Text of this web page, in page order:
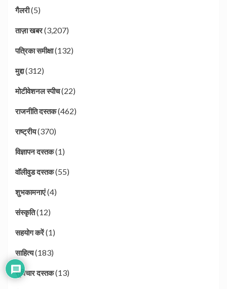
गैलरी(5)
ताज़ा खबर(3,207)
पत्रिका समीक्षा(132)
मुद्दा(312)
मोटीवेशनल स्पीच(22)
राजनीति दस्तक(462)
राष्ट्रीय(370)
विज्ञापन दस्तक(1)
वॉलीवुड दस्तक(55)
शुभकामनाएं(4)
संस्कृति(12)
सहयोग करें(1)
साहित्य(183)
सुविचार दस्तक(13)